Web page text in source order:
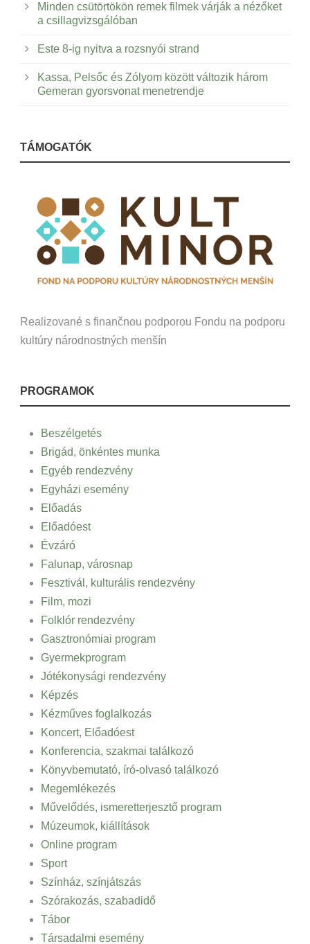
Minden csütörtökön remek filmek várják a nézőket
a csillagvizsgálóban
Este 8-ig nyitva a rozsnyói strand
Kassa, Pelsőc és Zólyom között változik három
Gemeran gyorsvonat menetrendje
TÁMOGATÓK
Realizované s finančnou podporou Fondu na podporu
kultúry národnostných menšín
PROGRAMOK
Beszélgetés
Brigád, önkéntes munka
Egyéb rendezvény
Egyházi esemény
Előadás
Előadóest
Évzáró
Falunap, városnap
Fesztivál, kulturális rendezvény
Film, mozi
Folklór rendezvény
Gasztronómiai program
Gyermekprogram
Jótékonysági rendezvény
Képzés
Kézműves foglalkozás
Koncert, Előadóest
Konferencia, szakmai találkozó
Könyvbemutató, író-olvasó találkozó
Megemlékezés
Művelődés, ismeretterjesztő program
Múzeumok, kiállítások
Online program
Sport
Színház, színjátszás
Szórakozás, szabadidő
Tábor
Társadalmi esemény